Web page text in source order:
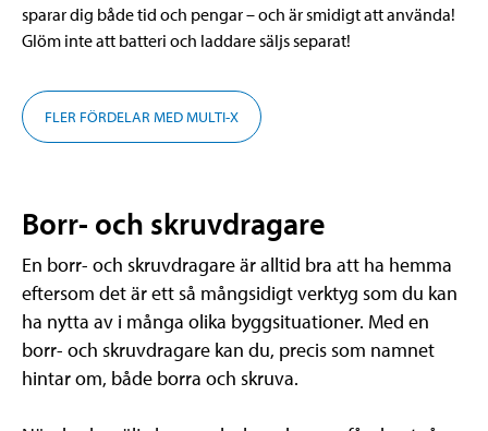
sparar dig både tid och pengar – och är smidigt att använda!
Glöm inte att batteri och laddare säljs separat!
FLER FÖRDELAR MED MULTI-X
Borr- och skruvdragare
En borr- och skruvdragare är alltid bra att ha hemma
eftersom det är ett så mångsidigt verktyg som du kan
ha nytta av i många olika byggsituationer. Med en
borr- och skruvdragare kan du, precis som namnet
hintar om, både borra och skruva.